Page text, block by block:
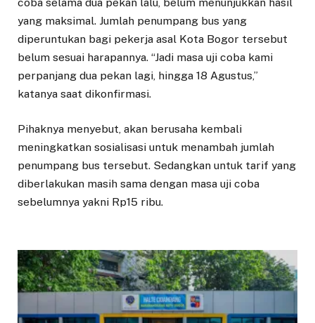
yang maksimal. Jumlah penumpang bus yang
diperuntukan bagi pekerja asal Kota Bogor tersebut
belum sesuai harapannya. “Jadi masa uji coba kami
perpanjang dua pekan lagi, hingga 18 Agustus,”
katanya saat dikonfirmasi.
Pihaknya menyebut, akan berusaha kembali
meningkatkan sosialisasi untuk menambah jumlah
penumpang bus tersebut. Sedangkan untuk tarif yang
diberlakukan masih sama dengan masa uji coba
sebelumnya yakni Rp15 ribu.